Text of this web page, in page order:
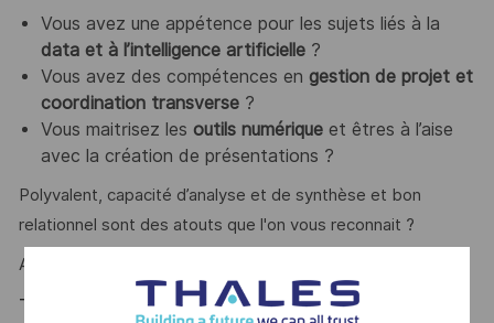
Vous avez une appétence pour les sujets liés à la
data et à l’intelligence artificielle?
Vous avez des compétences en gestion de projet et
coordination transverse?
Vous maitrisez les outils numériqueet êtres à l’aise
avec la création de présentations ?
Polyvalent, capacité d’analyse et de synthèse et bon
relationnel sont des atouts que l'on vous reconnait ?
Alors ce poste est fait pour vous !
Thales, entreprise Handi-Engagée, reconnait